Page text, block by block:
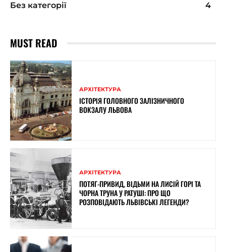
Без категорії
4
MUST READ
АРХІТЕКТУРА
ІСТОРІЯ ГОЛОВНОГО ЗАЛІЗНИЧНОГО
ВОКЗАЛУ ЛЬВОВА
АРХІТЕКТУРА
ПОТЯГ-ПРИВИД, ВІДЬМИ НА ЛИСІЙ ГОРІ ТА
ЧОРНА ТРУНА У РАТУШІ: ПРО ЩО
РОЗПОВІДАЮТЬ ЛЬВІВСЬКІ ЛЕГЕНДИ?